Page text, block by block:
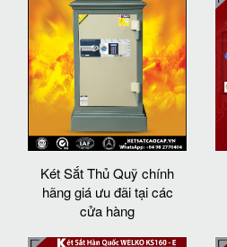
Két Sắt Thủ Quỹ chính
hãng giá ưu đãi tại các
cửa hàng